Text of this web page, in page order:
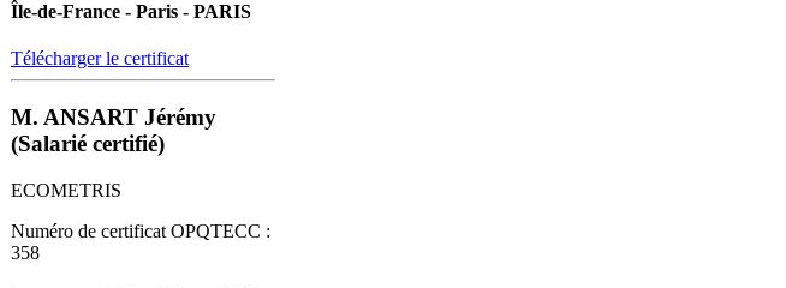
Île-de-France - Paris - PARIS
Télécharger le certificat
M. ANSART Jérémy
(Salarié certifié)
ECOMETRIS
Numéro de certificat OPQTECC :
358